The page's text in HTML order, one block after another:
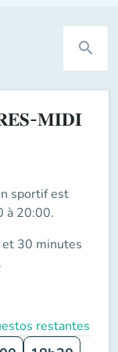
search
𝐌𝐈𝐃𝐈
sportifest
à 20:00.
et 30 minutes
restantes